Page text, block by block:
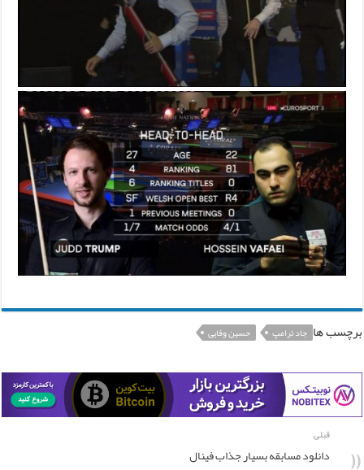
برچسب ها جاد ترامپ حسین وفایی
قبلی
دانلود مسابقه بسیار جذاب فینال